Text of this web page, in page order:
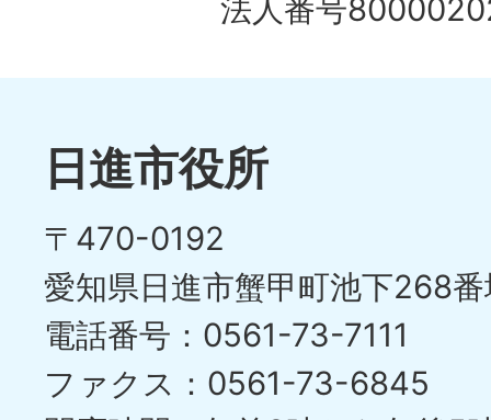
法人番号
日進市役所
〒470-0192
愛知県日進市蟹甲町池下268
電話番号：0561-73-7111
ファクス：0561-73-6845